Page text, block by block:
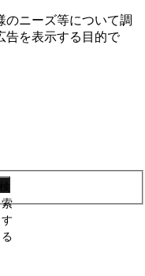
のニーズ等について調
告を表⽰する⽬的で
索
す
る